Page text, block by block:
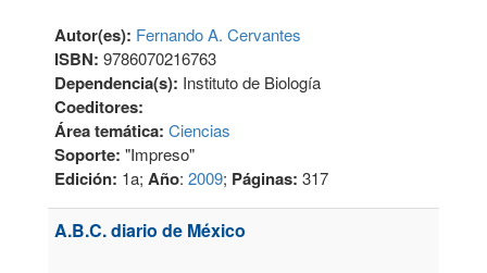
Autor(es): Fernando A. Cervantes
ISBN:9786070216763
Dependencia(s): Instituto de Biología
Coeditores:
Área temática: Ciencias
Soporte: "Impreso"
Edición: 1a;Año:2009; Páginas:317
A.B.C. diario de México